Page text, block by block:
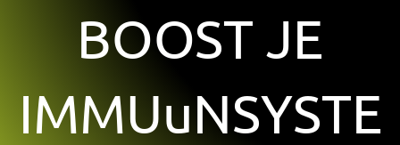
BOOST JE
IMMUuNSYSTE